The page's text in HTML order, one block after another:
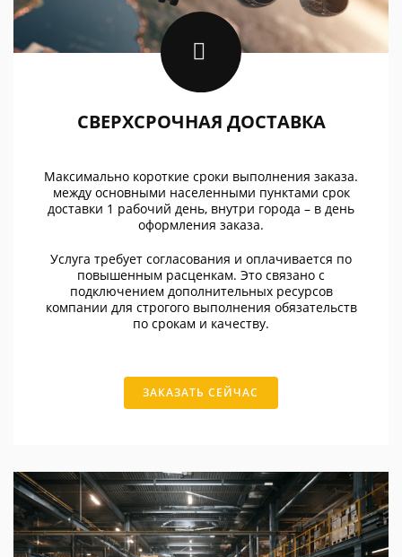
СВЕРХСРОЧНАЯ ДОСТАВКА
Максимально короткие сроки выполнения заказа.
между основными населенными пунктами срок
доставки 1 рабочий день, внутри города – в день
оформления заказа.
Услуга требует согласования и оплачивается по
повышенным расценкам. Это связано с
подключением дополнительных ресурсов
компании для строгого выполнения обязательств
по срокам и качеству.
ЗАКАЗАТЬ СЕЙЧАС